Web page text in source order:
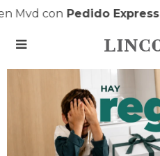
Mvd conPedido Express|
